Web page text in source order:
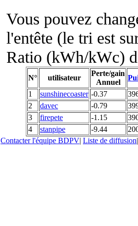
Vous pouvez
l'entête (le tri est
Ratio (kWh/kWc)
N° utilisateur
Perte/gain
Annuel
1
sunshinecoaster -0.37
2
davec -0.79
3
firepete -1.15
4
stanpipe -9.44
Contacter l'équipe BDPV| Liste de diffusion